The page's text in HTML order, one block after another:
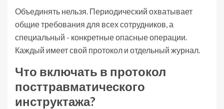
Объединять нельзя. Периодический охватывает
общие требования для всех сотрудников, а
специальный - конкретные опасные операции.
Каждый имеет свой протокол и отдельный журнал.
Что включать в протокол
посттравматического
инструктажа?